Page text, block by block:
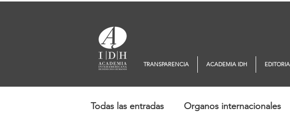
Todas las entradas Organos internacionales
TRANSPARENCIA ACADEMIA IDH